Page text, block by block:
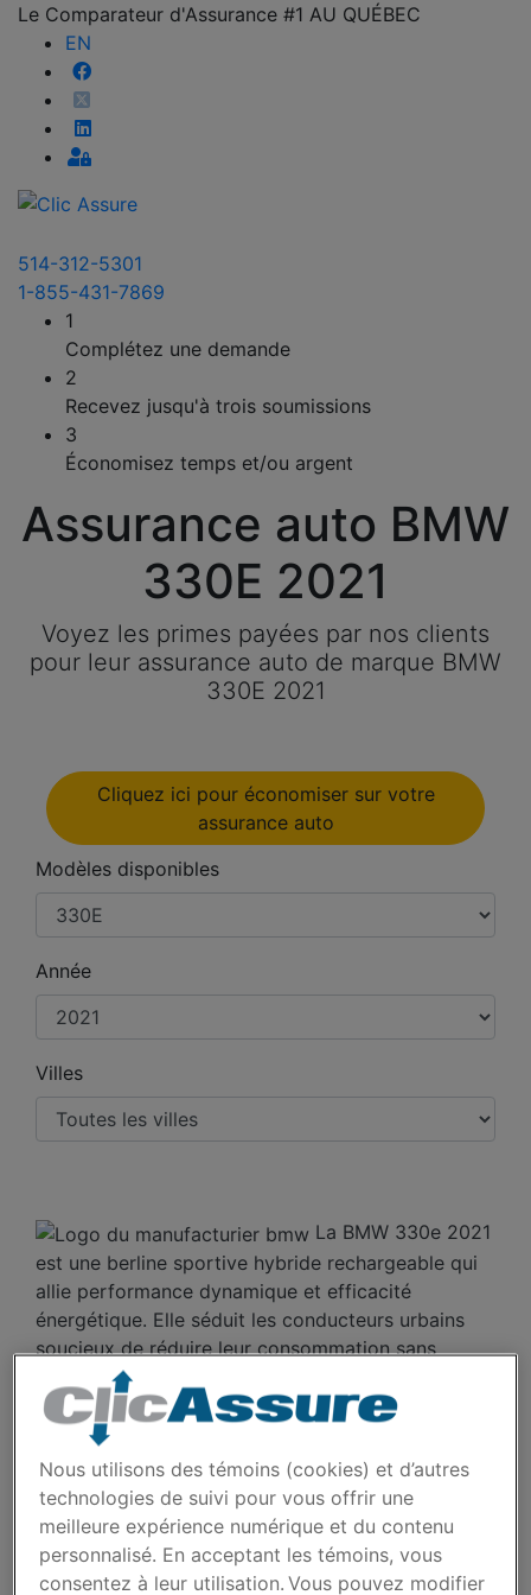
Le Comparateur d'Assurance #1 AU QUÉBEC
EN
514-312-5301
1-855-431-7869
1
Complétez une demande
2
Recevez jusqu'à trois soumissions
3
Économisez temps et/ou argent
Assurance auto BMW
330E 2021
Voyez les primes payées par nos clients
pour leur assurance auto de marque BMW
330E 2021
Cliquez ici pour économiser sur votre
assurance auto
Modèles disponibles
Année
Villes
La BMW 330e 2021
est une berline sportive hybride rechargeable qui
allie performance dynamique et efficacité
énergétique. Elle séduit les conducteurs urbains
soucieux de réduire leur consommation sans
sacrifier le plaisir de conduite typique de la
marque bavaroise.
COÛTS D'ASSURANCE
AUTO BMW 330E 2021
AU FIL DES 5 DERNIÈRES
Nous utilisons des témoins (cookies) et d’autres
technologies de suivi pour vous offrir une
meilleure expérience numérique et du contenu
personnalisé. En acceptant les témoins, vous
consentez à leur utilisation. Vous pouvez modifier